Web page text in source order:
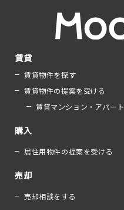
賃貸
賃貸物件を探す
賃貸物件の提案を受ける
賃貸マンション・アパート
購入
居住用物件の提案を受ける
売却
売却相談をする